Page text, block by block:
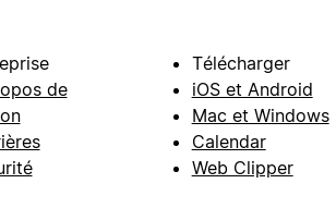
de
Télécharger
iOS et Android
Mac et Windows
Calendar
Web Clipper